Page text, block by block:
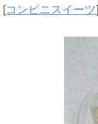
[コンビニスイーツ]